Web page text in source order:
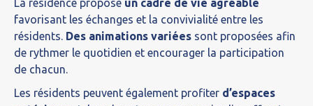
La résidence propose un cadre de vie agréable
favorisant les échanges et la convivialité entre les
résidents. Des animations variées sont proposées afin
de rythmer le quotidien et encourager la participation
de chacun.
Les résidents peuvent également profiter d’espaces